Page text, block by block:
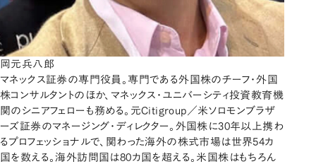
岡元兵八郎
マネックス証券の専門役員。専門である外国株のチーフ・外国
株コンサルタントのほか、マネックス・ユニバーシティ投資教育機
関のシニアフェローも務める。元Citigroup／米ソロモンブラザ
ーズ証券のマネージング・ディレクター。外国株に30年以上携わ
るプロフェッショナルで、関わった海外の株式市場は世界54カ
国を数える。海外訪問国は80カ国を超える。米国株はもちろん